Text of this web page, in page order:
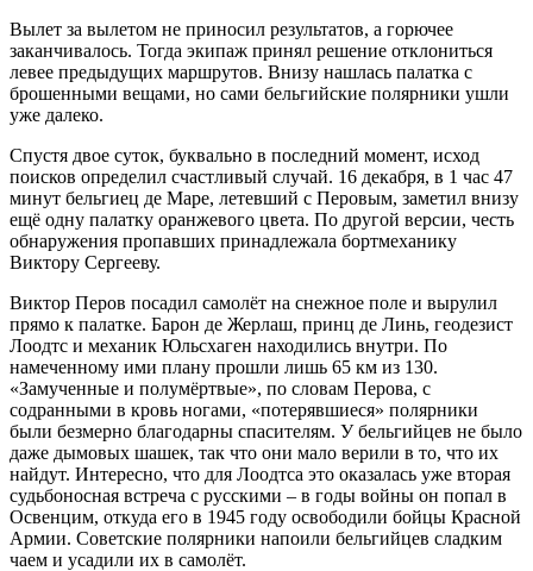
Вылет за вылетом не приносил результатов, а горючее
заканчивалось. Тогда экипаж принял решение отклониться
левее предыдущих маршрутов. Внизу нашлась палатка с
брошенными вещами, но сами бельгийские полярники ушли
уже далеко.
Спустя двое суток, буквально в последний момент, исход
поисков определил счастливый случай. 16 декабря, в 1 час 47
минут бельгиец де Маре, летевший с Перовым, заметил внизу
ещё одну палатку оранжевого цвета. По другой версии, честь
обнаружения пропавших принадлежала бортмеханику
Виктору Сергееву.
Виктор Перов посадил самолёт на снежное поле и вырулил
прямо к палатке. Барон де Жерлаш, принц де Линь, геодезист
Лоодтс и механик Юльсхаген находились внутри. По
намеченному ими плану прошли лишь 65 км из 130.
«Замученные и полумёртвые», по словам Перова, с
содранными в кровь ногами, «потерявшиеся» полярники
были безмерно благодарны спасителям. У бельгийцев не было
даже дымовых шашек, так что они мало верили в то, что их
найдут. Интересно, что для Лоодтса это оказалась уже вторая
судьбоносная встреча с русскими – в годы войны он попал в
Освенцим, откуда его в 1945 году освободили бойцы Красной
Армии. Советские полярники напоили бельгийцев сладким
чаем и усадили их в самолёт.